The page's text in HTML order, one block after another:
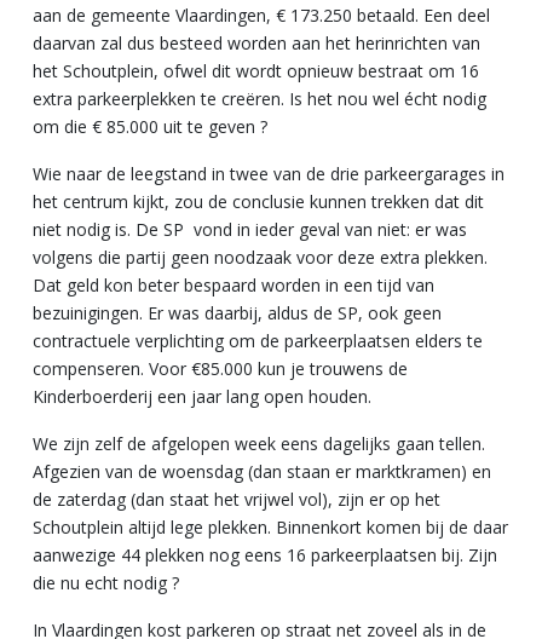
aan de gemeente Vlaardingen, € 173.250 betaald. Een deel
daarvan zal dus besteed worden aan het herinrichten van
het Schoutplein, ofwel dit wordt opnieuw bestraat om 16
extra parkeerplekken te creëren. Is het nou wel écht nodig
om die € 85.000 uit te geven ?
Wie naar de leegstand in twee van de drie parkeergarages in
het centrum kijkt, zou de conclusie kunnen trekken dat dit
niet nodig is. De SP vond in ieder geval van niet: er was
volgens die partij geen noodzaak voor deze extra plekken.
Dat geld kon beter bespaard worden in een tijd van
bezuinigingen. Er was daarbij, aldus de SP, ook geen
contractuele verplichting om de parkeerplaatsen elders te
compenseren. Voor €85.000 kun je trouwens de
Kinderboerderij een jaar lang open houden.
We zijn zelf de afgelopen week eens dagelijks gaan tellen.
Afgezien van de woensdag (dan staan er marktkramen) en
de zaterdag (dan staat het vrijwel vol), zijn er op het
Schoutplein altijd lege plekken. Binnenkort komen bij de daar
aanwezige 44 plekken nog eens 16 parkeerplaatsen bij. Zijn
die nu echt nodig ?
In Vlaardingen kost parkeren op straat net zoveel als in de